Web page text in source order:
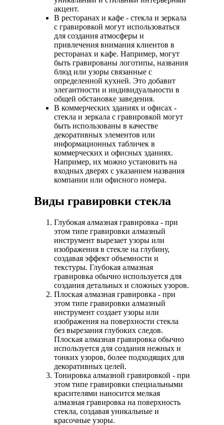
акцент.
В ресторанах и кафе - стекла и зеркала
с гравировкой могут использоваться
для создания атмосферы и
привлечения внимания клиентов в
ресторанах и кафе. Например, могут
быть гравированы логотипы, названия
блюд или узоры связанные с
определенной кухней. Это добавит
элегантности и индивидуальности в
общей обстановке заведения.
В коммерческих зданиях и офисах -
стекла и зеркала с гравировкой могут
быть использованы в качестве
декоративных элементов или
информационных табличек в
коммерческих и офисных зданиях.
Например, их можно установить на
входных дверях с указанием названия
компании или офисного номера.
Виды гравировки стекла
Глубокая алмазная гравировка - при
этом типе гравировки алмазный
инструмент вырезает узоры или
изображения в стекле на глубину,
создавая эффект объемности и
текстуры. Глубокая алмазная
гравировка обычно используется для
создания детальных и сложных узоров.
Плоская алмазная гравировка - при
этом типе гравировки алмазный
инструмент создает узоры или
изображения на поверхности стекла
без вырезания глубоких следов.
Плоская алмазная гравировка обычно
используется для создания нежных и
тонких узоров, более подходящих для
декоративных целей.
Тонировка алмазной гравировкой - при
этом типе гравировки специальными
красителями наносится мелкая
алмазная гравировка на поверхность
стекла, создавая уникальные и
красочные узоры.